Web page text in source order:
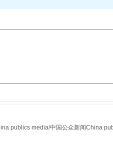
“后车司机肯定
publics media/中国公众新闻China